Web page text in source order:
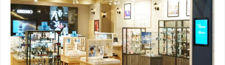
採用情報
オンラインストア
店舗リスト